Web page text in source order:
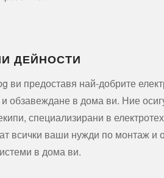
ДЕЙНОСТИ
ви предоставя най-добрите
обзавеждане в дома ви. Ние
специализирани в
всички ваши нужди по монтаж и
в дома ви.